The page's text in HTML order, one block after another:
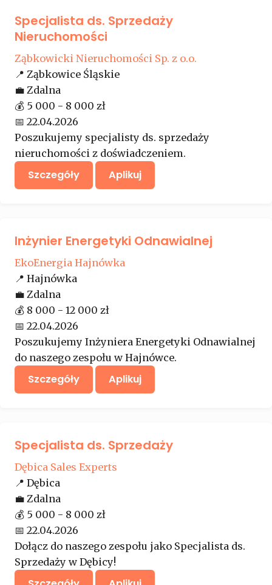
Specjalista ds. Sprzedaży
Nieruchomości
Ząbkowicki Nieruchomości Sp. z o.o.
📍 Ząbkowice Śląskie
💼 Zdalna
💰 5 000 - 8 000 zł
📅 22.04.2026
Poszukujemy specjalisty ds. sprzedaży
nieruchomości z doświadczeniem.
Szczegóły Aplikuj
Inżynier Energetyki Odnawialnej
EkoEnergia Hajnówka
📍 Hajnówka
💼 Zdalna
💰 8 000 - 12 000 zł
📅 22.04.2026
Poszukujemy Inżyniera Energetyki Odnawialnej
do naszego zespołu w Hajnówce.
Szczegóły Aplikuj
Specjalista ds. Sprzedaży
Dębica Sales Experts
📍 Dębica
💼 Zdalna
💰 5 000 - 8 000 zł
📅 22.04.2026
Dołącz do naszego zespołu jako Specjalista ds.
Sprzedaży w Dębicy!